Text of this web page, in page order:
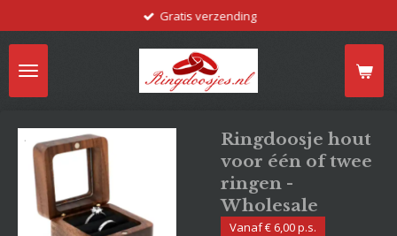
de
hoofdinhoud
Gratis verzending
Ringdoosje hout
voor één of twee
ringen -
Wholesale
Vanaf € 6,00 p.s.